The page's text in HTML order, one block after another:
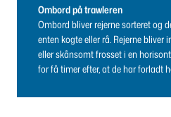
Ombord på trawleren
Ombord bliver rejerne sorteret og
enten kogte eller rå. Rejerne
eller skånsomt frosset i en
for få timer efter, at de har forladt